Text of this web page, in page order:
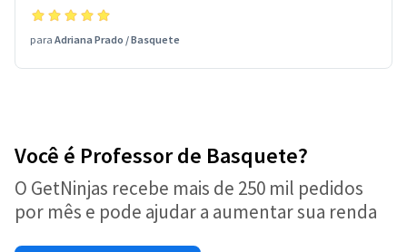
para Adriana Prado /Basquete
Você é Professor de Basquete?
O GetNinjas recebe mais de 250 mil pedidos
por mês e pode ajudar a aumentar sua renda